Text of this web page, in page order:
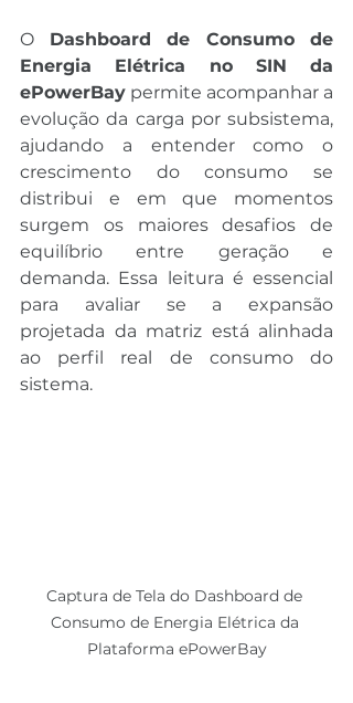
O Dashboard de Consumo de
Energia Elétrica no SIN da
ePowerBay permite acompanhar a
evolução da carga por subsistema,
ajudando a entender como o
crescimento do consumo se
distribui e em que momentos
surgem os maiores desafios de
equilíbrio entre geração e
demanda. Essa leitura é essencial
para avaliar se a expansão
projetada da matriz está alinhada
ao perfil real de consumo do
sistema.
Captura de Tela do Dashboard de
Consumo de Energia Elétrica da
Plataforma ePowerBay